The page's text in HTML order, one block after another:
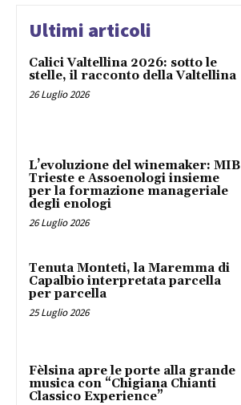
Ultimi articoli
Calici Valtellina 2026: sotto le
stelle, il racconto della Valtellina
26 Luglio 2026
L’evoluzione del winemaker: MIB
Trieste e Assoenologi insieme
per la formazione manageriale
degli enologi
26 Luglio 2026
Tenuta Monteti, la Maremma di
Capalbio interpretata parcella
per parcella
25 Luglio 2026
Fèlsina apre le porte alla grande
musica con “Chigiana Chianti
Classico Experience”